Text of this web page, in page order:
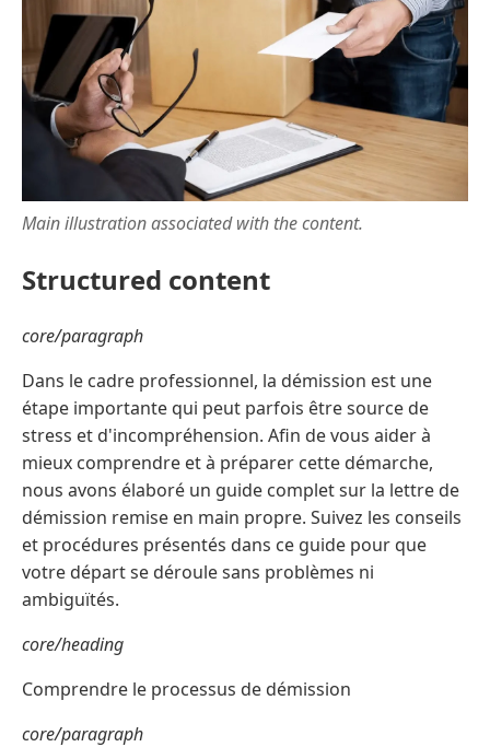
Main illustration associated with the content.
Structured content
core/paragraph
Dans le cadre professionnel, la démission est une
étape importante qui peut parfois être source de
stress et d'incompréhension. Afin de vous aider à
mieux comprendre et à préparer cette démarche,
nous avons élaboré un guide complet sur la lettre de
démission remise en main propre. Suivez les conseils
et procédures présentés dans ce guide pour que
votre départ se déroule sans problèmes ni
ambiguïtés.
core/heading
Comprendre le processus de démission
core/paragraph